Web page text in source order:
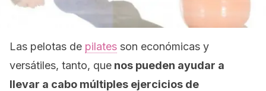
Las pelotas de pilates son económicas y
versátiles, tanto, que nos pueden ayudar a
llevar a cabo múltiples ejercicios de